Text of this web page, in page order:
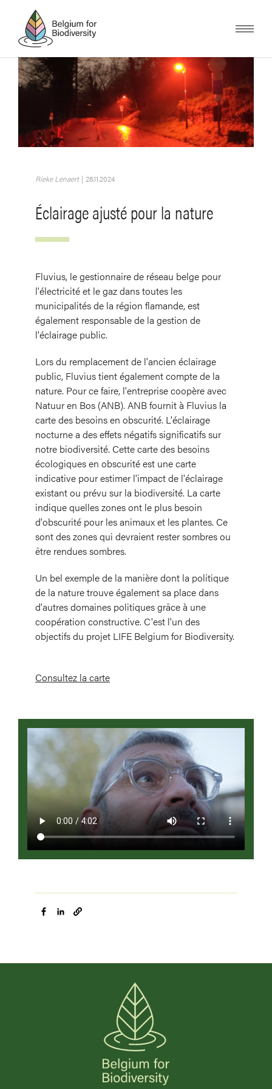
content
Image
Rieke Lenaert | 28.11.2024
Éclairage ajusté pour la nature
Fluvius, le gestionnaire de réseau belge pour
l'électricité et le gaz dans toutes les
municipalités de la région flamande, est
également responsable de la gestion de
l'éclairage public.
Lors du remplacement de l'ancien éclairage
public, Fluvius tient également compte de la
nature. Pour ce faire, l'entreprise coopère avec
Natuur en Bos (ANB). ANB fournit à Fluvius la
carte des besoins en obscurité. L'éclairage
nocturne a des effets négatifs significatifs sur
notre biodiversité. Cette carte des besoins
écologiques en obscurité est une carte
indicative pour estimer l'impact de l'éclairage
existant ou prévu sur la biodiversité. La carte
indique quelles zones ont le plus besoin
d'obscurité pour les animaux et les plantes. Ce
sont des zones qui devraient rester sombres ou
être rendues sombres.
Un bel exemple de la manière dont la politique
de la nature trouve également sa place dans
d'autres domaines politiques grâce à une
coopération constructive. C'est l'un des
objectifs du projet LIFE Belgium for Biodiversity.
Consultez la carte
Video
file